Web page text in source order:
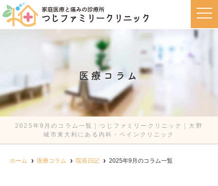
医療コラム
2025年9月のコラム一覧｜つじファミリークリニック｜大野
城市東大利にある内科・ペインクリニック
t
o
ホーム 医療コラム 院長日記 2025年9月のコラム一覧